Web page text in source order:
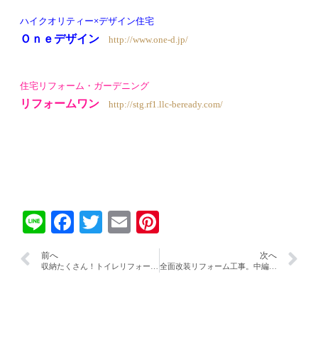
ハイクオリティー×デザイン住宅
Ｏｎｅデザイン http://www.one-d.jp/
住宅リフォーム・ガーデニング
リフォームワン http://stg.rf1.llc-beready.com/
LineFacebook
TwitterEmail
前へ 次へ
全面改装リフォーム工事。中編！！